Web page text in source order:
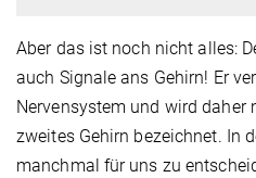
Aber das ist noch nicht alles:
auch Signale ans Gehirn! Er
Nervensystem und wird
zweites Gehirn bezeichnet. In
manchmal für uns zu